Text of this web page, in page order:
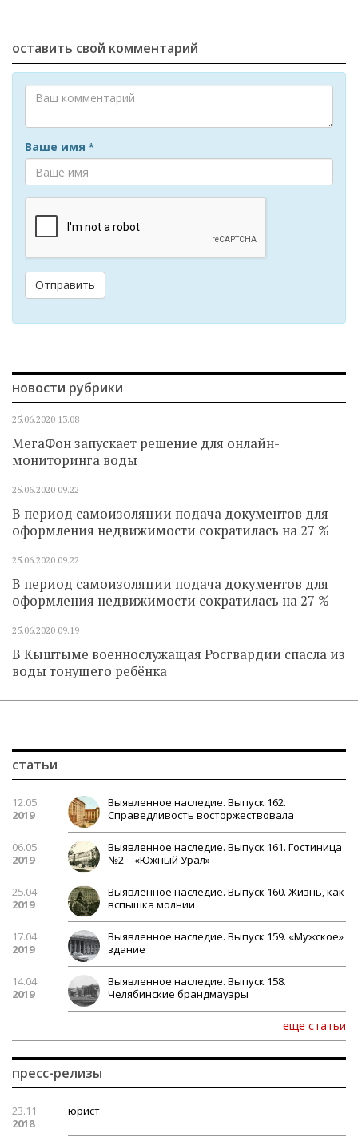
оставить свой комментарий
Ваше имя *
Отправить
новости рубрики
25.06.2020 13.08
МегаФон запускает решение для онлайн-
мониторинга воды
25.06.2020 09.22
В период самоизоляции подача документов для
оформления недвижимости сократилась на 27 %
25.06.2020 09.22
В период самоизоляции подача документов для
оформления недвижимости сократилась на 27 %
25.06.2020 09.19
В Кыштыме военнослужащая Росгвардии спасла из
воды тонущего ребёнка
статьи
12.05
2019
Выявленное наследие. Выпуск 162.
Справедливость восторжествовала
06.05
2019
Выявленное наследие. Выпуск 161. Гостиница
№2 – «Южный Урал»
25.04
2019
Выявленное наследие. Выпуск 160. Жизнь, как
вспышка молнии
17.04
2019
Выявленное наследие. Выпуск 159. «Мужское»
здание
14.04
2019
Выявленное наследие. Выпуск 158.
Челябинские брандмауэры
еще статьи
пресс-релизы
23.11
2018
юрист